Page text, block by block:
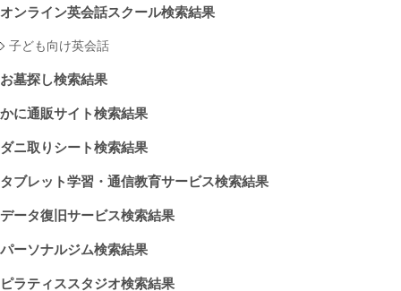
オンライン英会話スクール検索結果
子ども向け英会話
お墓探し検索結果
かに通販サイト検索結果
ダニ取りシート検索結果
タブレット学習・通信教育サービス検索結果
データ復旧サービス検索結果
パーソナルジム検索結果
ピラティススタジオ検索結果